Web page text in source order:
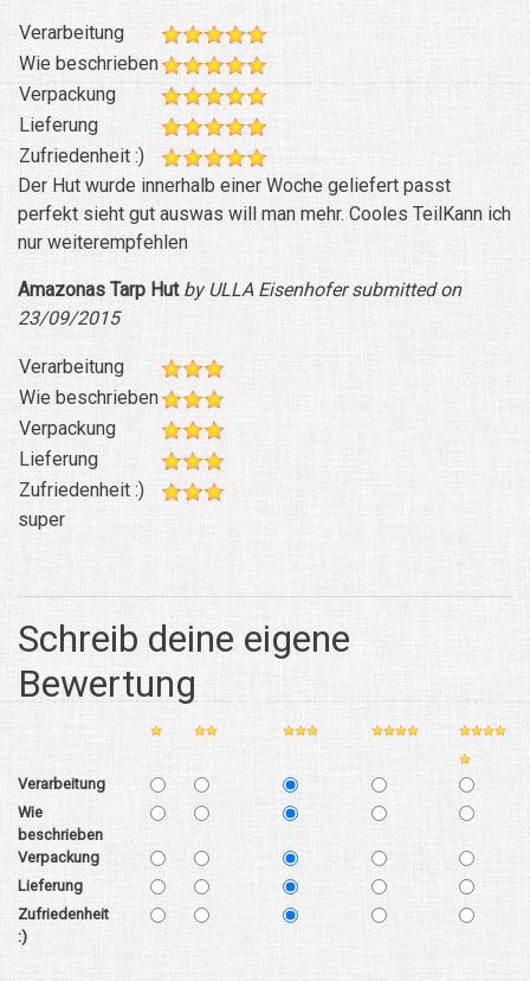
Verarbeitung
Wie beschrieben
Verpackung
Lieferung
Zufriedenheit :)
Der Hut wurde innerhalb einer Woche geliefert passt
perfekt sieht gut auswas will man mehr. Cooles TeilKann ich
nur weiterempfehlen
Amazonas Tarp Hutby ULLA Eisenhofer submitted on
23/09/2015
Verarbeitung
Wie beschrieben
Verpackung
Lieferung
Zufriedenheit :)
super
Schreib deine eigene
Bewertung
Verarbeitung
Wie
beschrieben
Verpackung
Lieferung
Zufriedenheit
:)